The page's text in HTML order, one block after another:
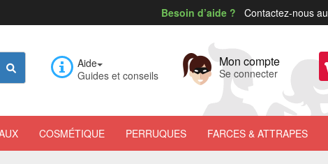
Besoin d’aide ? Contactez-nous au
Aide
Guides et conseils
Mon compte
Se connecter
COSMÉTIQUE PERRUQUES FARCES & ATTRAPES